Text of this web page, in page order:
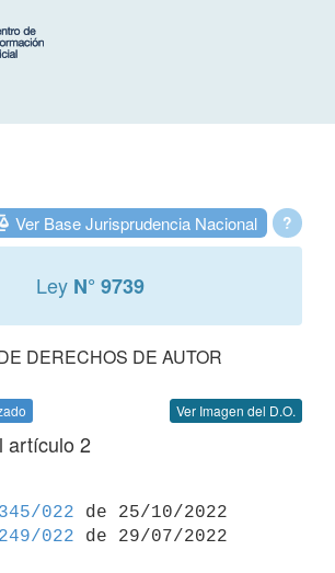
?
Ver Base Jurisprudencia Nacional
Ley N° 9739
DERECHOS DE AUTOR
Ver Imagen del D.O.
artículo 2
022 de 25/10/2022
022 de 29/07/2022